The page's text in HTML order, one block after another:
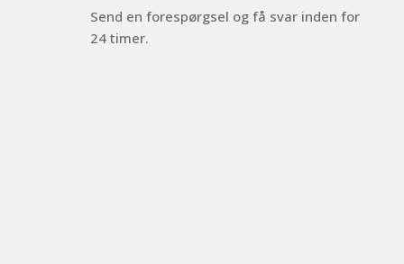
Send en forespørgsel og få svar inden for
24 timer.